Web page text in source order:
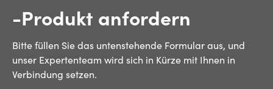
-Produkt anfordern
Bitte füllen Sie das untenstehende Formular aus, und
unser Expertenteam wird sich in Kürze mit Ihnen in
Verbindung setzen.